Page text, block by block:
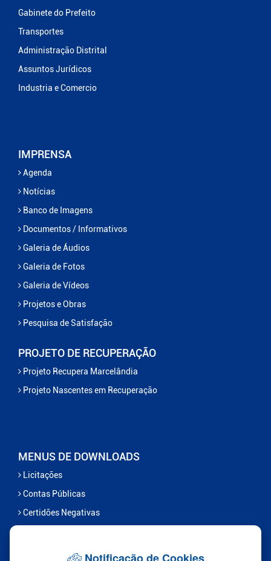
Gabinete do Prefeito
Transportes
Administração Distrital
Assuntos Jurídicos
Industria e Comercio
IMPRENSA
Agenda
Notícias
Banco de Imagens
Documentos / Informativos
Galeria de Áudios
Galeria de Fotos
Galeria de Vídeos
Projetos e Obras
Pesquisa de Satisfação
PROJETO DE RECUPERAÇÃO
Projeto Recupera Marcelândia
Projeto Nascentes em Recuperação
MENUS DE DOWNLOADS
Licitações
Contas Públicas
Certidões Negativas